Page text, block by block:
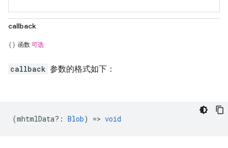
callback
函数 可选
callback 参数的格式如下：
(mhtmlData? : Blob) => void